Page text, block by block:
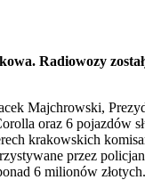
Radiowozy
Majchrowski,
oraz 6 pojazdów
krakowskich
przez
6 milionów złotych.